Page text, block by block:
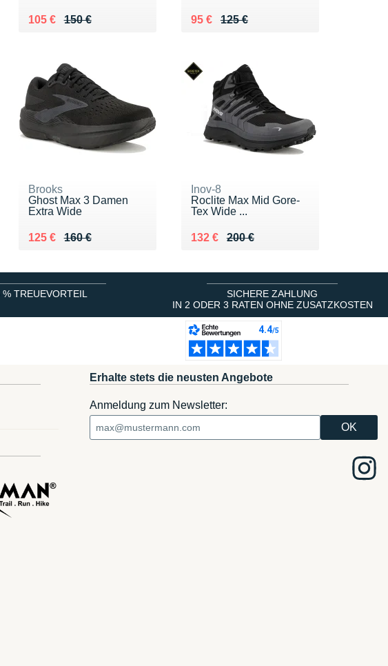
150 €
Au lieu de 150 €
105 €
Vendu 105 € 125 €
Au lieu de 125 €
95 €
Vendu 95 €
Brooks
Ghost Max 3 Damen
Extra Wide
160 €
Au lieu de 160 €
125 €
Vendu 125 €
Inov-8
Roclite Max Mid Gore-
Tex Wide ...
200 €
Au lieu de 200 €
132 €
Vendu 132 €
% TREUEVORTEIL
SICHERE ZAHLUNG
IN 2 ODER 3 RATEN OHNE ZUSATZKOSTEN
Erhalte stets die neusten Angebote
Anmeldung zum Newsletter: